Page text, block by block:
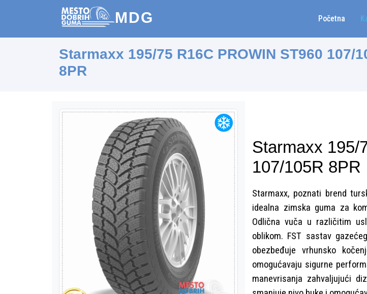
MDG Početna
Starmaxx 195/75 R16C PROWIN ST960 107/
8PR
Starmaxx 195/
107/105R 8PR
Starmaxx, poznati brend
idealna zimska guma za
Odlična vuča u različitim
oblikom. FST sastav
obezbeđuje vrhunsko
omogućavaju sigurne
manevrisanja zahvaljujući